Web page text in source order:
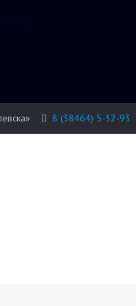
8 (38464) 5-32-93